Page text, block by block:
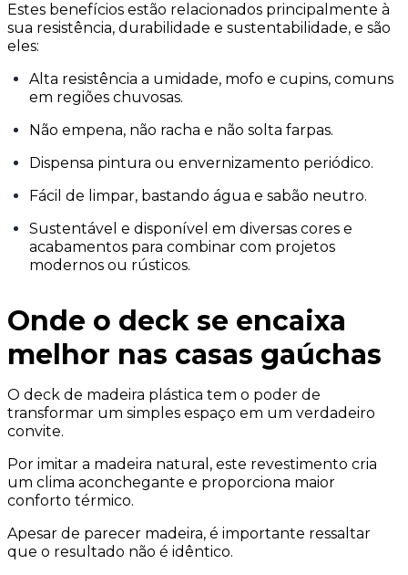
Estes benefícios estão relacionados principalmente à
sua resistência, durabilidade e sustentabilidade, e são
eles:
Alta resistência a umidade, mofo e cupins, comuns
em regiões chuvosas.
Não empena, não racha e não solta farpas.
Dispensa pintura ou envernizamento periódico.
Fácil de limpar, bastando água e sabão neutro.
Sustentável e disponível em diversas cores e
acabamentos para combinar com projetos
modernos ou rústicos.
Onde o deck se encaixa
melhor nas casas gaúchas
O deck de madeira plástica tem o poder de
transformar um simples espaço em um verdadeiro
convite.
Por imitar a madeira natural, este revestimento cria
um clima aconchegante e proporciona maior
conforto térmico.
Apesar de parecer madeira, é importante ressaltar
que o resultado não é idêntico.